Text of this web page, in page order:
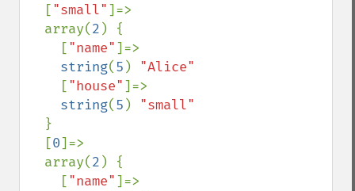
  [
"small"]=>
  array(
2 ) {
    [
"name"]=>
string(5 ) "Alice"
["house"]=>
string(5 ) "small"
}
  [
0]=>
  array(
2 ) {
    [
"name"]=>